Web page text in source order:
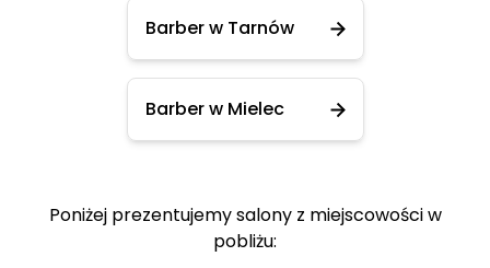
Barber w Tarnów
Barber w Mielec
Poniżej prezentujemy salony z miejscowości w
pobliżu: